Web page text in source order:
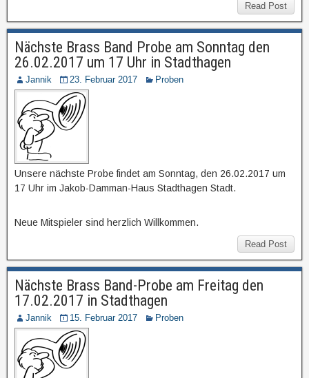
Read Post
Nächste Brass Band Probe am Sonntag den
26.02.2017 um 17 Uhr in Stadthagen
Jannik 23. Februar 2017 Proben
Unsere nächste Probe findet am Sonntag, den 26.02.2017 um
17 Uhr im Jakob-Damman-Haus Stadthagen Stadt.
Neue Mitspieler sind herzlich Willkommen.
Read Post
Nächste Brass Band-Probe am Freitag den
17.02.2017 in Stadthagen
Jannik 15. Februar 2017 Proben